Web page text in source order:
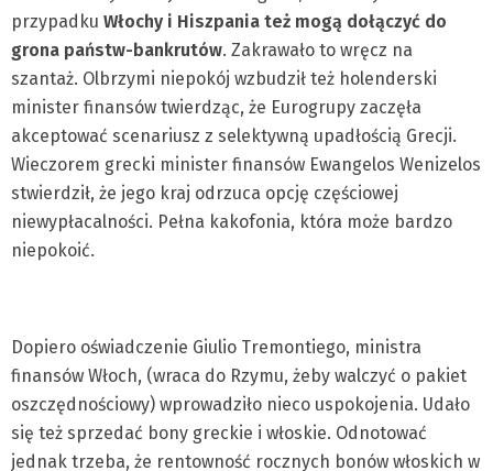
przypadku Włochy i Hiszpania też mogą dołączyć do
grona państw-bankrutów. Zakrawało to wręcz na
szantaż. Olbrzymi niepokój wzbudził też holenderski
minister finansów twierdząc, że Eurogrupy zaczęła
akceptować scenariusz z selektywną upadłością Grecji.
Wieczorem grecki minister finansów Ewangelos Wenizelos
stwierdził, że jego kraj odrzuca opcję częściowej
niewypłacalności. Pełna kakofonia, która może bardzo
niepokoić.
Dopiero oświadczenie Giulio Tremontiego, ministra
finansów Włoch, (wraca do Rzymu, żeby walczyć o pakiet
oszczędnościowy) wprowadziło nieco uspokojenia. Udało
się też sprzedać bony greckie i włoskie. Odnotować
jednak trzeba, że rentowność rocznych bonów włoskich w